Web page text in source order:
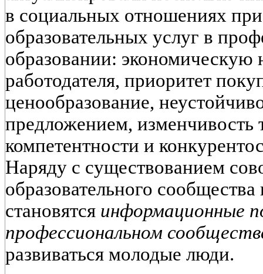
в социальных отношениях
образовательных услуг в
образовании: экономическую
работодателя, приоритет
ценообразование,
предложением, изменчивость
компетентности и
Наряду с существованием
образовательного
становятся информационные
профессиональном
развиваться молодые люди.